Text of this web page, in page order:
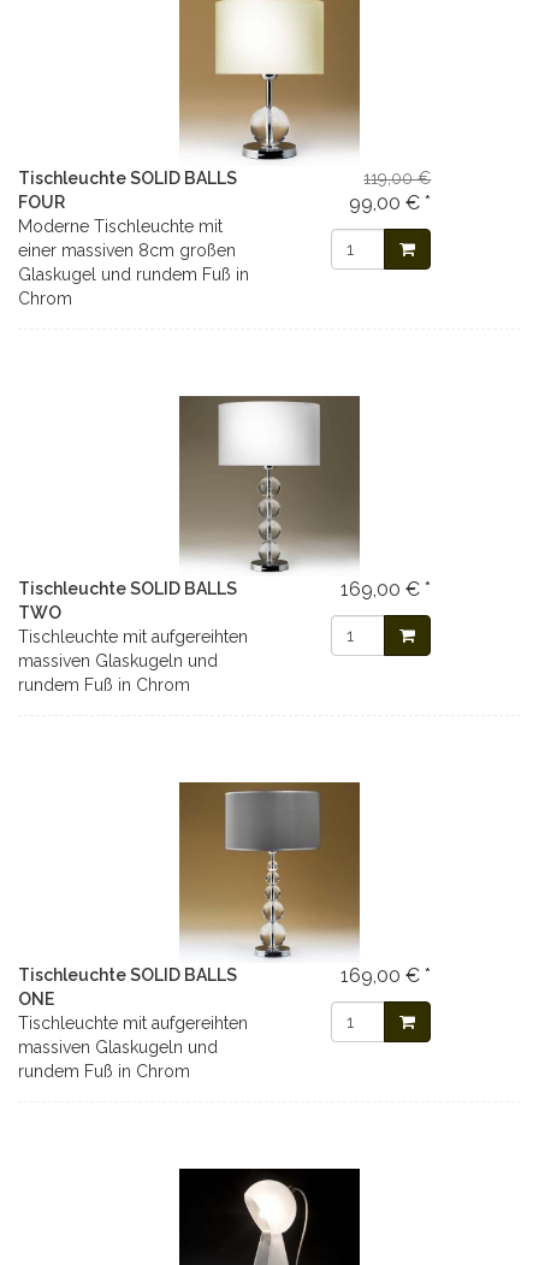
Tischleuchte SOLID BALLS
FOUR
Moderne Tischleuchte mit
einer massiven 8cm großen
Glaskugel und rundem Fuß in
Chrom
119,00 €
99,00 € *
Tischleuchte SOLID BALLS
TWO
Tischleuchte mit aufgereihten
massiven Glaskugeln und
rundem Fuß in Chrom
169,00 € *
Tischleuchte SOLID BALLS
ONE
Tischleuchte mit aufgereihten
massiven Glaskugeln und
rundem Fuß in Chrom
169,00 € *